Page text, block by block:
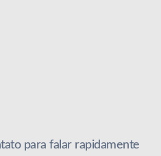
para falar rapidamente